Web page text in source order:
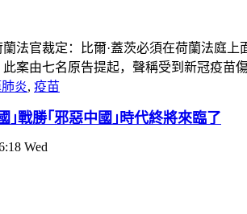
蘭法官裁定：比爾·蓋茨必須在荷蘭法庭
案由七名原告提起，聲稱受到新冠疫苗
炎, 疫苗
｣戰勝｢邪惡中國｣時代終將來臨了
Wed